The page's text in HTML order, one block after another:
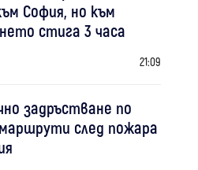
София, но към
стига 3 часа
21:09
задръстване по
след пожара